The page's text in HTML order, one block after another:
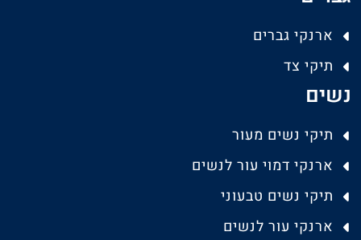
ארנקי גברים
תיקי צד
נשים
תיקי נשים מעור
ארנקי דמוי עור לנשים
תיקי נשים טבעוני
ארנקי עור לנשים